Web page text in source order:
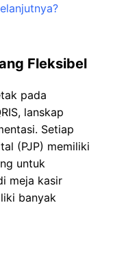
Fleksibel
pada
lanskap
Setiap
(PJP) memiliki
untuk
meja kasir
banyak